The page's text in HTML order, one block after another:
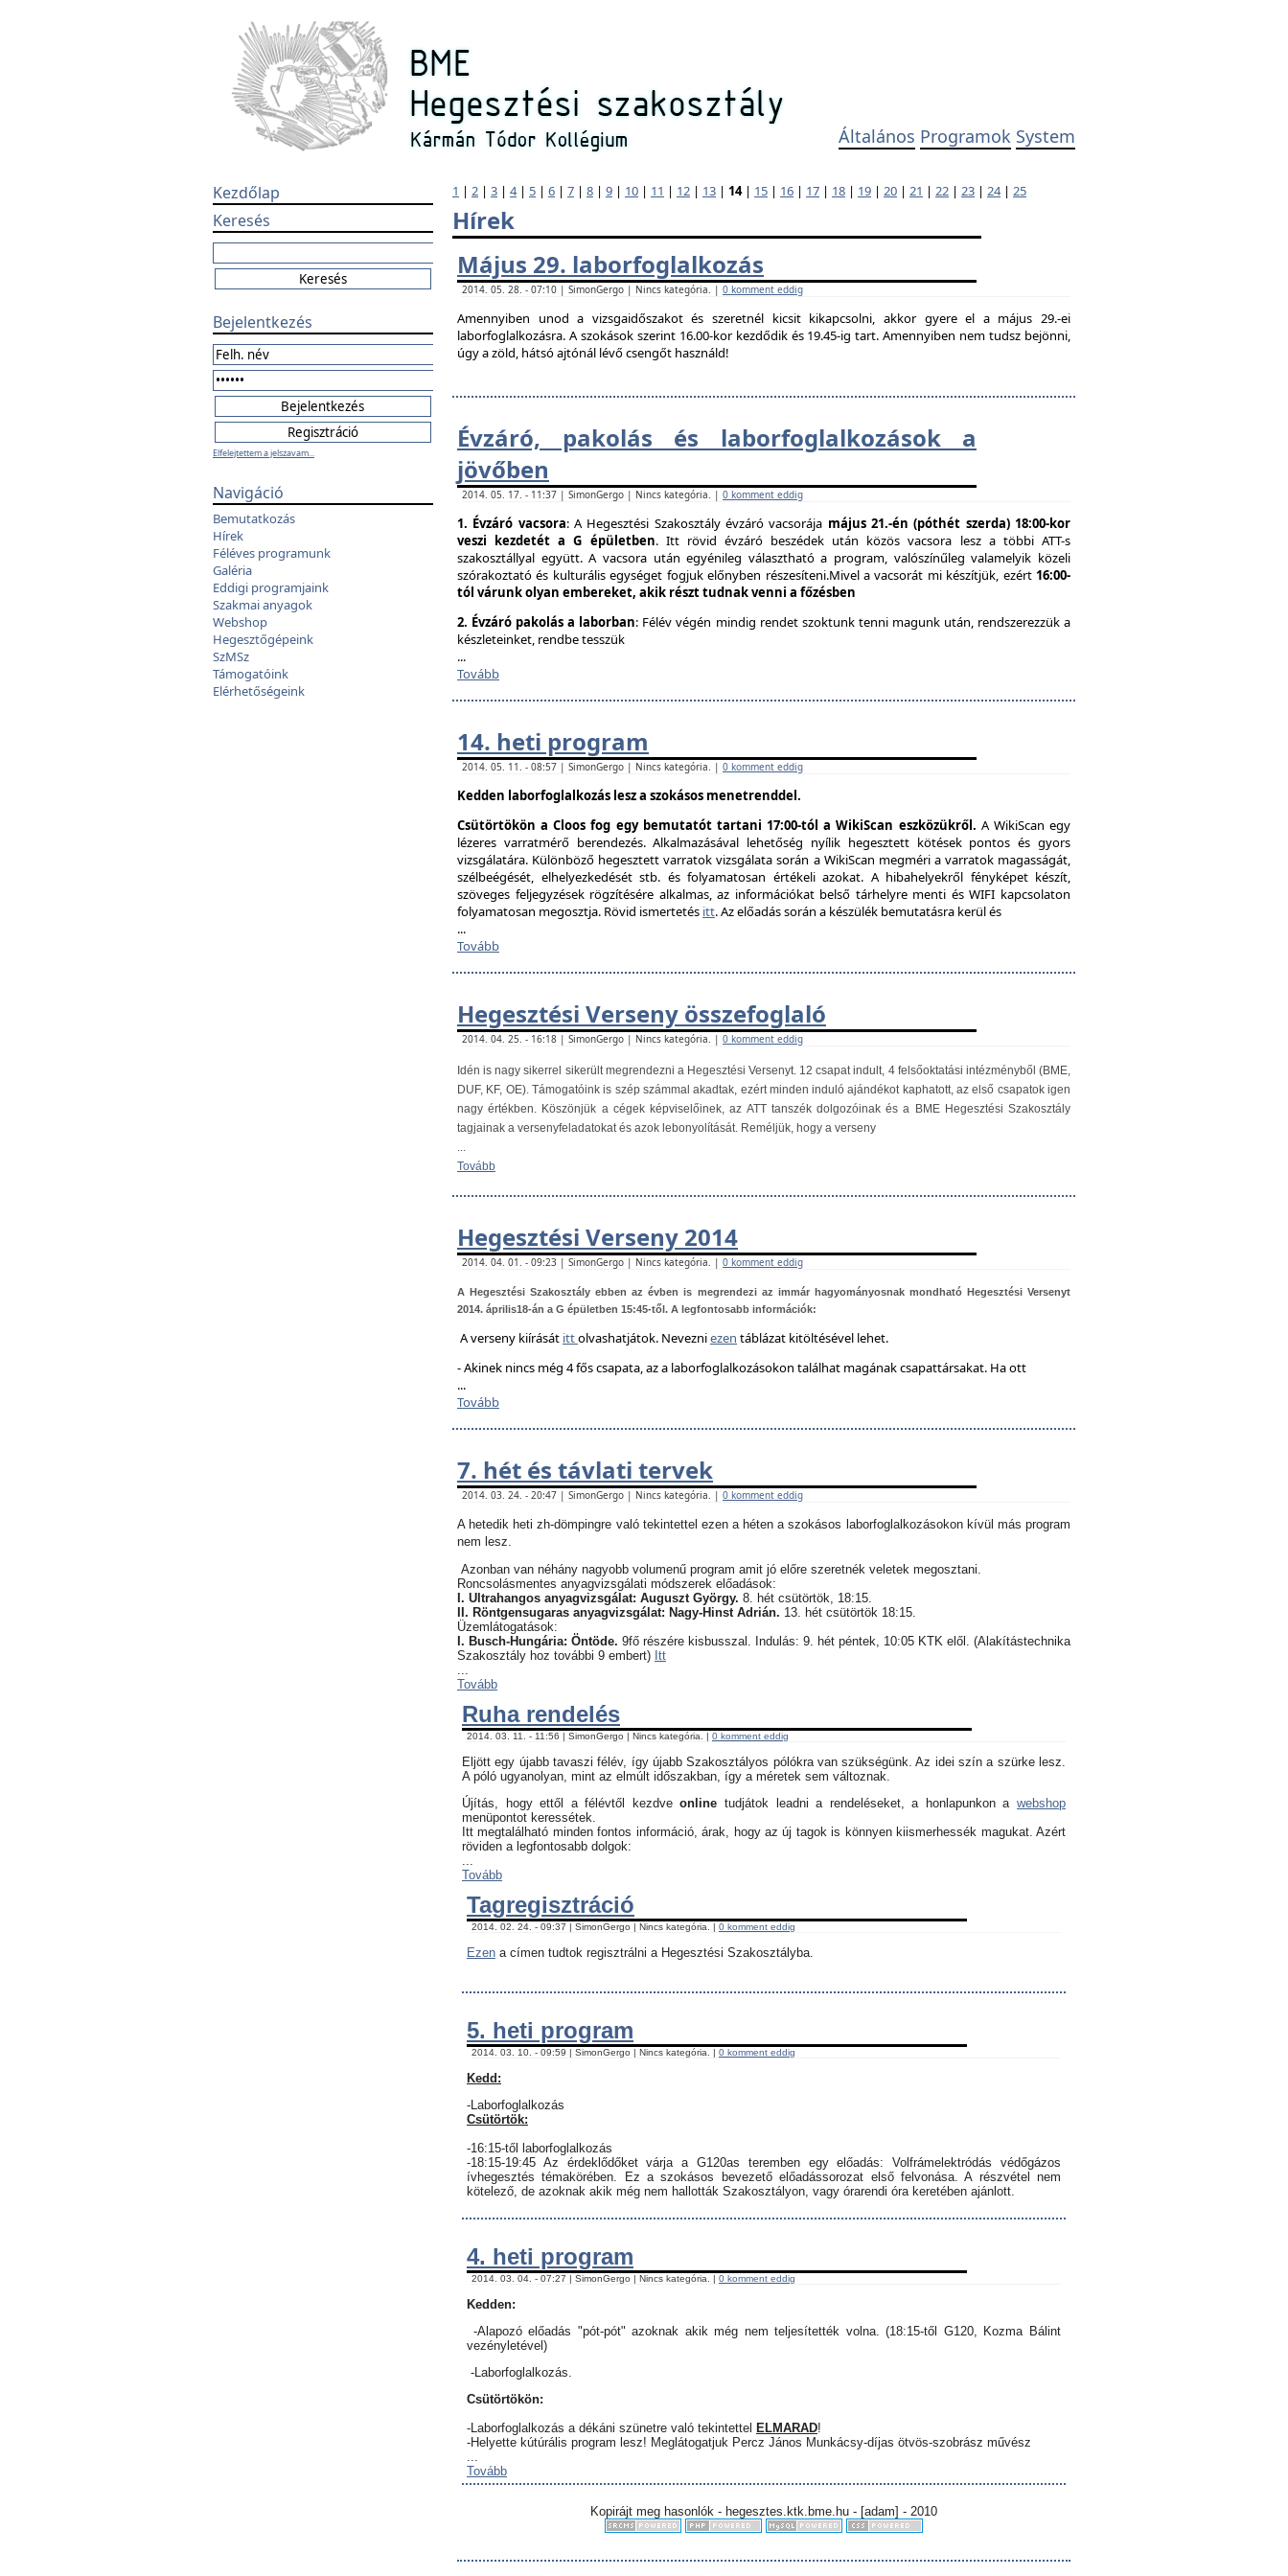
Általános Programok System
Kezdőlap
Keresés
Bejelentkezés
Elfelejtettem a jelszavam...
Navigáció
Bemutatkozás
Hírek
Féléves programunk
Galéria
Eddigi programjaink
Szakmai anyagok
Webshop
Hegesztőgépeink
SzMSz
Támogatóink
Elérhetőségeink
1 | 2 | 3 | 4| 5 | 6 | 7 | 8 | 9 | 10 | 11 | 12 | 13 | 14| 15 | 16 | 17 | 18 | 19 | 20 | 21 | 22 | 23 | 24| 25
Hírek
Május 29. laborfoglalkozás
2014. 05. 28. - 07:10 | SimonGergo | Nincs kategória. | 0 komment eddig
Amennyiben unod a vizsgaidőszakot és szeretnél kicsit kikapcsolni, akkor gyere el a május 29.-ei
laborfoglalkozásra. A szokások szerint 16.00-kor kezdődik és 19.45-ig tart. Amennyiben nem tudsz bejönni,
úgy a zöld, hátsó ajtónál lévő csengőt használd!
Évzáró, pakolás és laborfogla​lkozások a
jövőben
2014. 05. 17. - 11:37 | SimonGergo | Nincs kategória. | 0 komment eddig
1. Évzáró vacsora: A Hegesztési Szakosztály évzáró vacsorája május 21.-én (póthét szerda) 18:00-kor
veszi kezdetét a G épületben. Itt rövid évzáró beszédek után közös vacsora lesz a többi ATT-s
szakosztállyal együtt. A vacsora után egyénileg választható a program, valószínűleg valamelyik közeli
szórakoztató és kulturális egységet fogjuk előnyben részesíteni.Mivel a vacsorát mi készítjük, ezért 16:00-
tól várunk olyan embereket, akik részt tudnak venni a főzésben
2. Évzáró pakolás a laborban: Félév végén mindig rendet szoktunk tenni magunk után, rendszerezzük a
készleteinket, rendbe tesszük
...
Tovább
14. heti program
2014. 05. 11. - 08:57 | SimonGergo | Nincs kategória. | 0 komment eddig
Kedden laborfoglalkozás lesz a szokásos menetrenddel.
Csütörtökön a Cloos fog egy bemutatót tartani 17:00-tól a WikiScan eszközükről. A WikiScan egy
lézeres varratmérő berendezés. Alkalmazásával lehetőség nyílik hegesztett kötések pontos és gyors
vizsgálatára. Különböző hegesztett varratok vizsgálata során a WikiScan megméri a varratok magasságát,
szélbeégését, elhelyezkedését stb. és folyamatosan értékeli azokat. A hibahelyekről fényképet készít,
szöveges feljegyzések rögzítésére alkalmas, az információkat belső tárhelyre menti és WIFI kapcsolaton
folyamatosan megosztja. Rövid ismertetés itt. Az előadás során a készülék bemutatásra kerül és
...
Tovább
Hegesztési Verseny összefoglaló
2014. 04. 25. - 16:18 | SimonGergo | Nincs kategória. | 0 komment eddig
Idén is nagy sikerrel sikerült megrendezni a Hegesztési Versenyt. 12 csapat indult, 4 felsőoktatási intézményből (BME,
DUF, KF, OE). Támogatóink is szép számmal akadtak, ezért minden induló ajándékot kaphatott, az első csapatok igen
nagy értékben. Köszönjük a cégek képviselőinek, az ATT tanszék dolgozóinak és a BME Hegesztési Szakosztály
tagjainak a versenyfeladatokat és azok lebonyolítását. Reméljük, hogy a verseny
...
Tovább
Hegesztési Verseny 2014
2014. 04. 01. - 09:23 | SimonGergo | Nincs kategória. | 0 komment eddig
A Hegesztési Szakosztály ebben az évben is megrendezi az immár hagyományosnak mondható Hegesztési Versenyt
2014. április18-án a G épületben 15:45-től. A legfontosabb információk:
A verseny kiírását ittolvashatjátok. Nevezniezen táblázat kitöltésével lehet.
- Akinek nincs még 4 fős csapata, az a laborfoglalkozásokon találhat magának csapattársakat. Ha ott
...
Tovább
7. hét és távlati tervek
2014. 03. 24. - 20:47 | SimonGergo | Nincs kategória. | 0 komment eddig
A hetedik heti zh-dömpingre való tekintettel ezen a héten a szokásos laborfoglalkozásokon kívül más program
nem lesz.
Azonban van néhány nagyobb volumenű program amit jó előre szeretnék veletek megosztani.
Roncsolásmentes anyagvizsgálati módszerek előadások:
I. Ultrahangos anyagvizsgálat: Auguszt György. 8. hét csütörtök, 18:15.
II. Röntgensugaras anyagvizsgálat: Nagy-Hinst Adrián. 13. hét csütörtök 18:15.
Üzemlátogatások:
I. Busch-Hungária: Öntöde. 9fő részére kisbusszal. Indulás: 9. hét péntek, 10:05 KTK elől. (Alakítástechnika
Szakosztály hoz további 9 embert) Itt
...
Tovább
Ruha rendelés
2014. 03. 11. - 11:56 | SimonGergo | Nincs kategória. | 0 komment eddig
Eljött egy újabb tavaszi félév, így újabb Szakosztályos pólókra van szükségünk. Az idei szín a szürke lesz.
A póló ugyanolyan, mint az elmúlt időszakban, így a méretek sem változnak.
Újítás, hogy ettől a félévtől kezdveonline tudjátok leadni a rendeléseket, a honlapunkon awebshop
menüpontot keressétek.
Itt megtalálható minden fontos információ, árak, hogy az új tagok is könnyen kiismerhessék magukat. Azért
röviden a legfontosabb dolgok:
...
Tovább
Tagregisztráció
2014. 02. 24. - 09:37 | SimonGergo | Nincs kategória. | 0 komment eddig
Ezen a címen tudtok regisztrálni a Hegesztési Szakosztályba.
5. heti program
2014. 03. 10. - 09:59 | SimonGergo | Nincs kategória. | 0 komment eddig
Kedd:
-Laborfoglalkozás
Csütörtök:
-16:15-től laborfoglalkozás
-18:15-19:45 Az érdeklődőket várja a G120as teremben egy előadás: Volfrámelektródás védőgázos
ívhegesztés témakörében. Ez a szokásos bevezető előadássorozat első felvonása. A részvétel nem
kötelező, de azoknak akik még nem hallották Szakosztályon, vagy órarendi óra keretében ajánlott.
4. heti program
2014. 03. 04. - 07:27 | SimonGergo | Nincs kategória. | 0 komment eddig
Kedden:
-Alapozó előadás "pót-pót" azoknak akik még nem teljesítették volna. (18:15-től G120, Kozma Bálint
vezényletével)
-Laborfoglalkozás.
Csütörtökön:
-Laborfoglalkozás a dékáni szünetre való tekintettel ELMARAD!
-Helyette kútúrális program lesz! Meglátogatjuk Percz János Munkácsy-díjas ötvös-szobrász művész
...
Tovább
Kopirájt meg hasonlók - hegesztes.ktk.bme.hu - [adam] - 2010